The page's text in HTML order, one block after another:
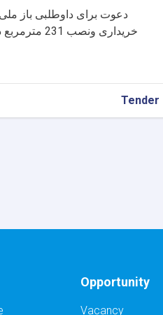
دعوت برای داوطلبی باز
خریداری ونصب
Tender
Opportunity
Vacancy